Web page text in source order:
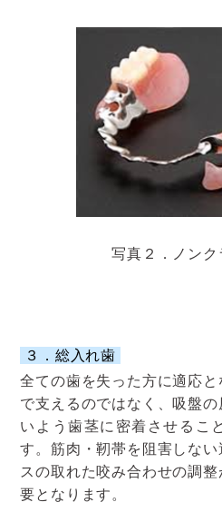
写真２．ノンク
３．総入れ歯
全ての歯を失った方に適応
で支えるのではなく、吸盤
いよう歯茎に密着させるこ
す。筋肉・靭帯を阻害しな
スの取れた咬み合わせの調
要となります。